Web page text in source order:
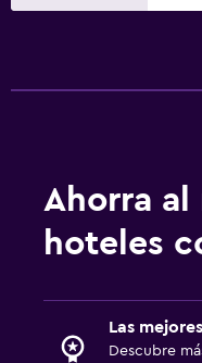
Ahorra al
hoteles
Las
Descubre